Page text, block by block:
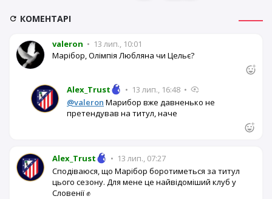
КОМЕНТАРІ
valeron • 13 лип., 10:01
Марібор, Олімпія Любляна чи Цельє?
Alex_Trust • 13 лип., 16:48 •
@valeron Марибор вже давненько не
претендував на титул, наче
Alex_Trust • 13 лип., 07:27
Сподіваюся, що Марібор боротиметься за титул
цього сезону. Для мене це найвідоміший клуб у
Словенії ✊